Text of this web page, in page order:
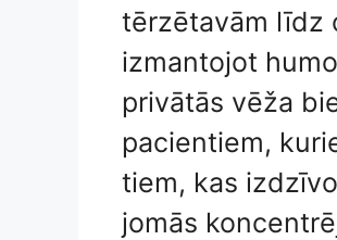
tērzētavām līdz
izmantojot
privātās vēža
pacientiem,
tiem, kas
jomās